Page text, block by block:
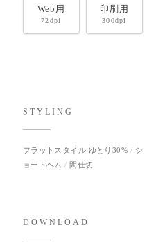
Web用
72dpi
印刷用
300dpi
STYLING
フラットスタイル ゆとり30%
シ
ョートヘム
間仕切
DOWNLOAD